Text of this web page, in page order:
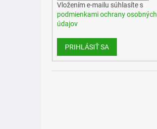
Vložením e-mailu súhlasíte s
podmienkami ochrany osobných
údajov
PRIHLÁSIŤ SA